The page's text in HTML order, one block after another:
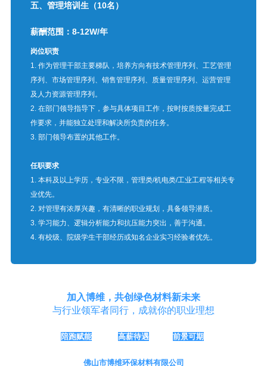
五、管理培训生（10名）
薪酬范围：8-12W/年
岗位职责
1. 作为管理干部主要梯队，培养方向有技术管理序列、工艺管理
序列、市场管理序列、销售管理序列、质量管理序列、运营管理
及人力资源管理序列。
2. 在部门领导指导下，参与具体项目工作，按时按质按量完成工
作要求，并能独立处理和解决所负责的任务。
3. 部门领导布置的其他工作。
任职要求
1. 本科及以上学历，专业不限，管理类/机电类/工业工程等相关专
业优先。
2. 对管理有浓厚兴趣，有清晰的职业规划，具备领导潜质。
3. 学习能力、逻辑分析能力和抗压能力突出，善于沟通。
4. 有校级、院级学生干部经历或知名企业实习经验者优先。
加入博维，共创绿色材料新未来
与行业领军者同行，成就你的职业理想
陪跑赋能 高薪待遇 前景可期
佛山市博维环保材料有限公司